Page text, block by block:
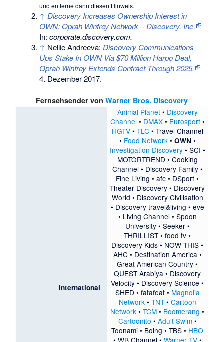
und entferne dann diesen Hinweis.
↑ Discovery Increases Ownership Interest in
OWN: Oprah Winfrey Network – Discovery, Inc.
In:corporate.discovery.com.
↑ Nellie Andreeva: Discovery Communications
Ups Stake In OWN Via $70 Million Harpo Deal,
Oprah Winfrey Extends Contract Through 2025.
4. Dezember 2017.
Fernsehsender von Warner Bros. Discovery
International
Animal Planet• Discovery
Channel • DMAX• Eurosport•
HGTV• TLC• Travel Channel
• Food Network• OWN •
Investigation Discovery• SCI •
MOTORTREND • Cooking
Channel • Discovery Family•
Fine Living •afc • DSport •
Theater Discovery • Discovery
World • Discovery Civilisation
• Discovery travel&living • eve
• Living Channel • Spoon
University• Seeker•
THRILLIST•food tv •
Discovery Kids • NOW THIS •
AHC• Destination America •
Great American Country •
QUEST Arabiya • Discovery
Velocity • Discovery Science •
SHED • fatafeat• Magnolia
Network• TNT• Cartoon
Network •TCM • Boomerang •
Cartoonito • Adult Swim•
Toonami • Boing •TBS • HBO
• WB Channel • Warner TV•